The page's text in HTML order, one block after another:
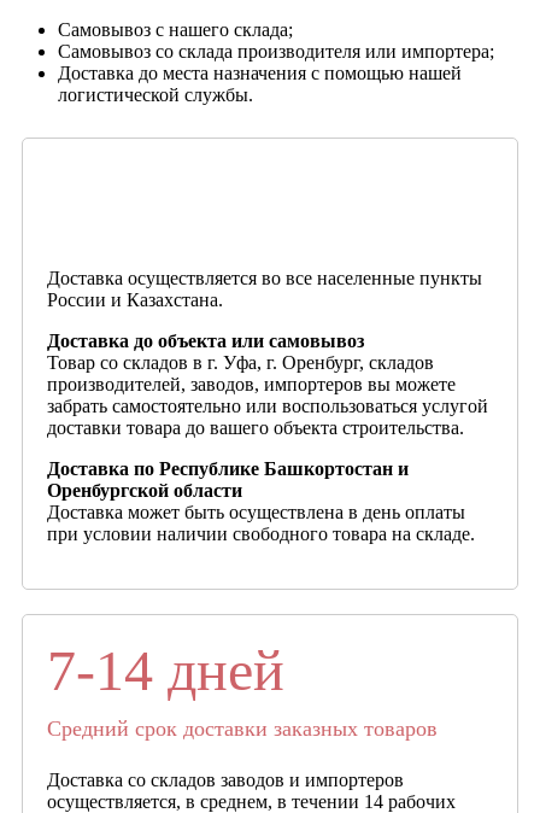
Самовывоз с нашего склада;
Самовывоз со склада производителя или импортера;
Доставка до места назначения с помощью нашей
логистической службы.
Доставка осуществляется во все населенные пункты
России и Казахстана.
Доставка до объекта или самовывоз
Товар со складов в г. Уфа, г. Оренбург, складов
производителей, заводов, импортеров вы можете
забрать самостоятельно или воспользоваться услугой
доставки товара до вашего объекта строительства.
Доставка по Республике Башкортостан и
Оренбургской области
Доставка может быть осуществлена в день оплаты
при условии наличии свободного товара на складе.
7-14 дней
Средний срок доставки заказных товаров
Доставка со складов заводов и импортеров
осуществляется, в среднем, в течении 14 рабочих